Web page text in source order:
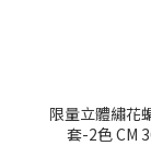
限量立體繡花
套-2色 CM